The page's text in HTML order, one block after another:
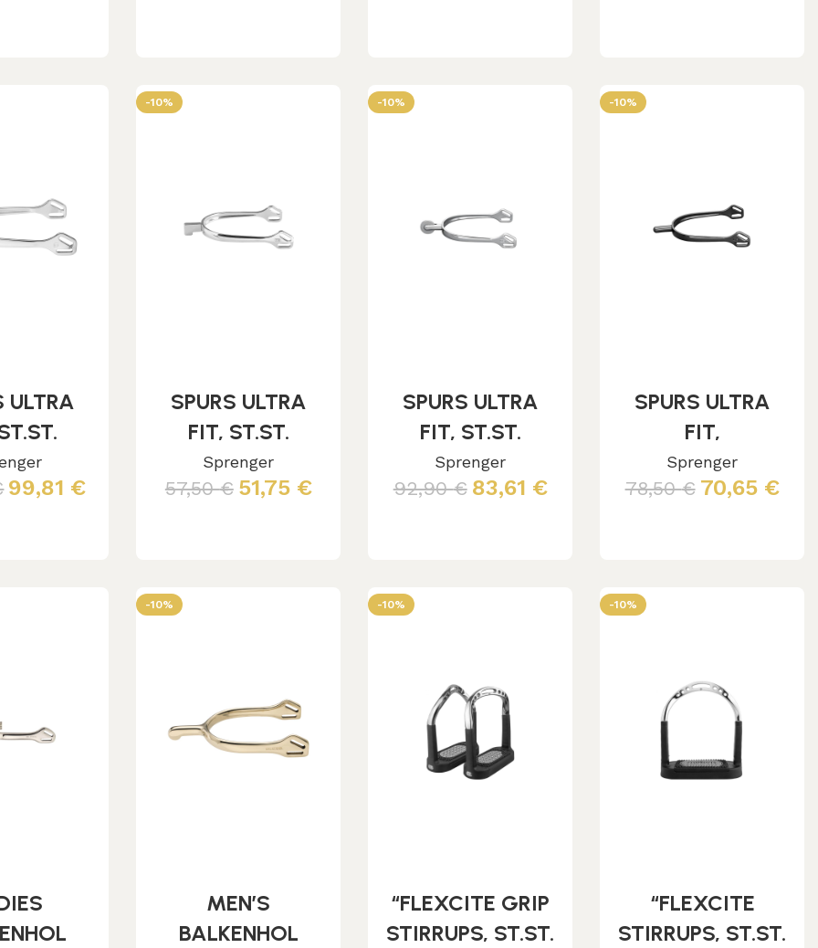
ULTRA
99,81 €
-10%
SPURS ULTRA
FIT, ST.ST.
20MM HAMMER
NECK
Sprenger
57,50€ 51,75 €
-10%
SPURS ULTRA
FIT, ST.ST.
30MM WITH
ROWEL #5
Sprenger
92,90€ 83,61 €
-10%
SPURS ULTRA
FIT,
ST.ST./ANTRACI
TE 25MM
Sprenger
78,50€ 70,65 €
-10%
MEN’S
BALKENHOL
-10%
“FLEXCITE GRIP
STIRRUPS, ST.ST.
-10%
“FLEXCITE
STIRRUPS, ST.ST.